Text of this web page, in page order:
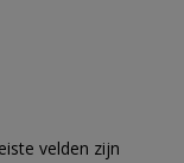
velden zijn